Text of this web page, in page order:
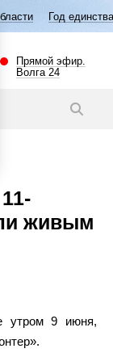
единства народов
Прямой эфир.
Волга 24
живым
утром 9 июня,